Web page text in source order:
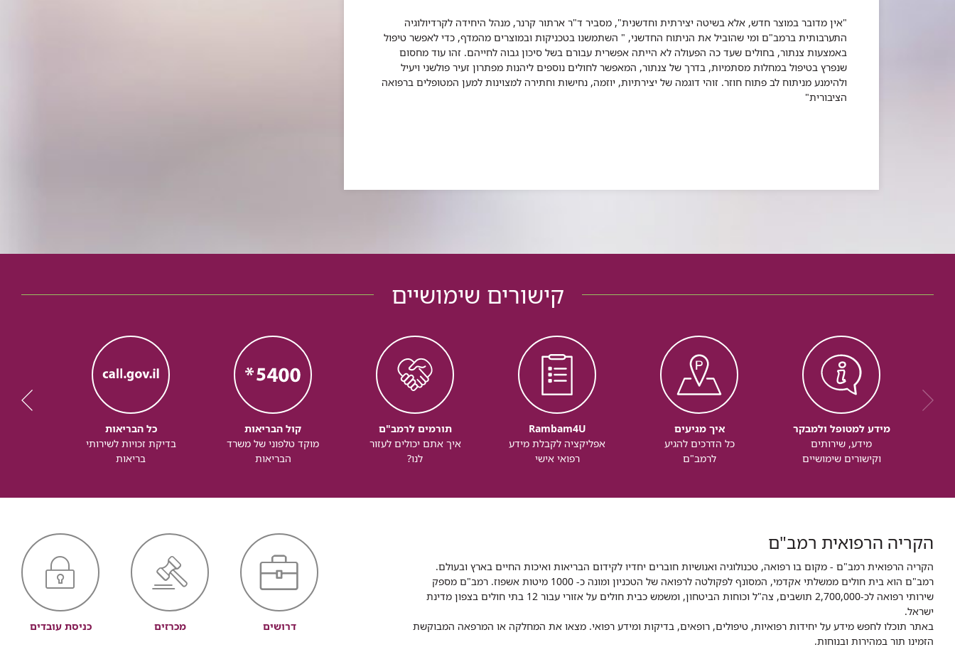
"אין מדובר במוצר חדש, אלא בשיטה יצירתית וחדשנית", מסביר ד"ר ארתור קרנר, מנהל היחידה לקרדיולוגיה
התערבותית ברמב"ם ומי שהוביל את הניתוח החדשני, " השתמשנו בטכניקות ובמוצרים מהמדף, כדי לאפשר טיפול
באמצעות צנתור, בחולים שעד כה הפעולה לא הייתה אפשרית עבורם בשל סיכון גבוה לחייהם. זהו עוד מחסום
שנפרץ בטיפול במחלות מסתמיות, בדרך של צנתור, המאפשר לחולים נוספים ליהנות מפתרון זעיר פולשני ויעיל
ולהימנע מניתוח לב פתוח חוזר. זוהי דוגמה של יצירתיות, יוזמה, נחישות וחתירה למצוינות למען המטופלים ברפואה
הציבורית"
קישורים שימושיים
מידע למטופל ולמבקר
מידע, שירותים
וקישורים שימושיים
איך מגיעים
כל הדרכים להגיע
לרמב"ם
Rambam4U
אפליקציה לקבלת מידע
רפואי אישי
תורמים לרמב"ם
איך אתם יכולים לעזור
לנו?
קול הבריאות
מוקד טלפוני של משרד
הבריאות
כל הבריאות
בדיקת זכויות לשירותי
בריאות
הקריה הרפואית רמב"ם
הקריה הרפואית רמב"ם - מקום בו רפואה, טכנולוגיה ואנושיות חוברים יחדיו לקידום הבריאות ואיכות החיים בארץ ובעולם.
רמב"ם הוא בית חולים ממשלתי אקדמי, המסונף לפקולטה לרפואה של הטכניון ומונה כ- 1000 מיטות אשפוז. רמב"ם מספק
שירותי רפואה לכ-2,700,000 תושבים, צה"ל וכוחות הביטחון, ומשמש כבית חולים על אזורי עבור 12 בתי חולים בצפון מדינת
ישראל.
באתר תוכלו לחפש מידע על יחידות רפואיות, טיפולים, רופאים, בדיקות ומידע רפואי. מצאו את המחלקה או המרפאה המבוקשת
הזמינו תור במהירות ובנוחות.
דרושים מכרזים כניסת עובדים